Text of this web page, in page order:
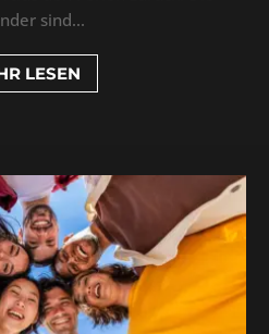
sind...
LESEN